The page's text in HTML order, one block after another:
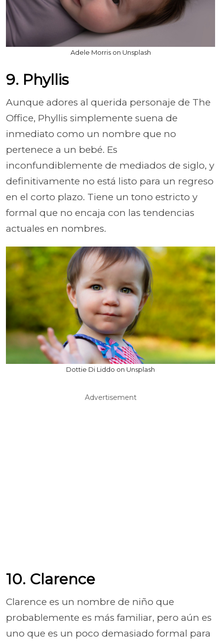
Adele Morris on Unsplash
9. Phyllis
Aunque adores al querida personaje de The
Office, Phyllis simplemente suena de
inmediato como un nombre que no
pertenece a un bebé. Es
inconfundiblemente de mediados de siglo, y
definitivamente no está listo para un regreso
en el corto plazo. Tiene un tono estricto y
formal que no encaja con las tendencias
actuales en nombres.
Dottie Di Liddo on Unsplash
Advertisement
10. Clarence
Clarence es un nombre de niño que
probablemente es más familiar, pero aún es
uno que es un poco demasiado formal para